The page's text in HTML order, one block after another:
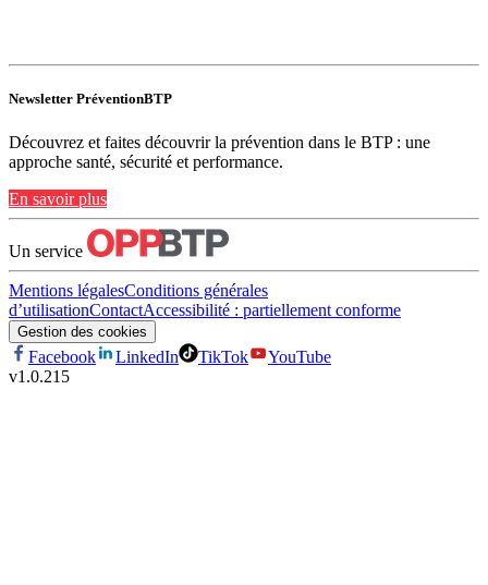
Newsletter PréventionBTP
Découvrez et faites découvrir la prévention dans le BTP : une
approche santé, sécurité et performance.
En savoir plus
Un service
Mentions légalesConditions générales
d’utilisationContactAccessibilité : partiellement conforme
Gestion des cookies
Facebook LinkedIn TikTok
YouTube
v1.0.215